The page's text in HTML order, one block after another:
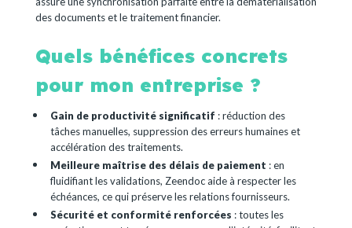
des documents et le traitement financier.
Quels bénéfices concrets
pour mon entreprise ?
Gain de productivité significatif : réduction des
tâches manuelles, suppression des erreurs humaines et
accélération des traitements.
Meilleure maîtrise des délais de paiement : en
fluidifiant les validations, Zeendoc aide à respecter les
échéances, ce qui préserve les relations fournisseurs.
Sécurité et conformité renforcées : toutes les